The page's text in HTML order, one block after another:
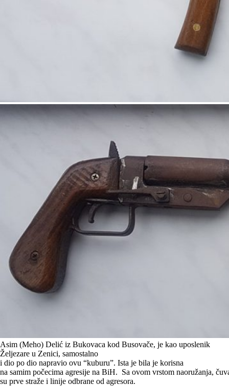
Asim (Meho) Delić iz Bukovaca kod Busovače, je kao uposlenik
Željezare u Zenici, samostalno
i dio po dio napravio ovu “kuburu”. Ista je bila je korisna
na samim počecima agresije na BiH. Sa ovom vrstom naoružanja,
su prve straže i linije odbrane od agresora.